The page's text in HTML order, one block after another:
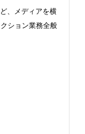
、メディアを横
ション業務全般